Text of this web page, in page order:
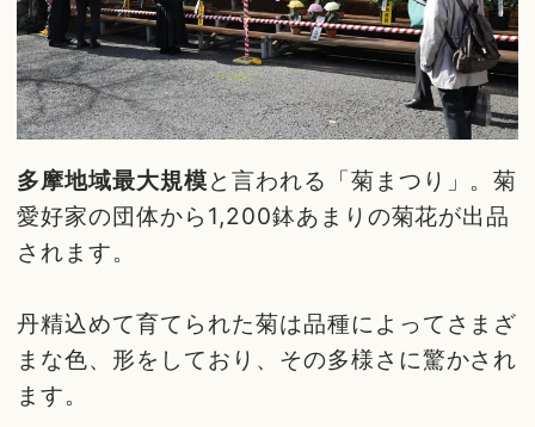
多摩地域最大規模と言われる「菊まつり」。菊
愛好家の団体から1,200鉢あまりの菊花が出品
されます。
丹精込めて育てられた菊は品種によってさまざ
まな色、形をしており、その多様さに驚かされ
ます。